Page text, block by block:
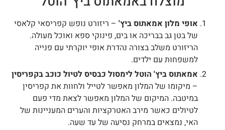
אופי מלון אמאתוס ביץ'– ריזורט נופש קפריסאי קלאסי
של בטן גב בבריכה או בים, פינוקי ספא ואוכל מעולה.
הריזורט משלב בצורה נהדרת אופי יוקרתי עם פנייה
למשפחות עם ילדים.
אמאתוס ביץ' הוטל לימסול כבסיס לטיול כוכב בקפריסין
– מיקומו של המלון מאפשר לטייל ולחוות את קפריסין
במיטבה. המיקום של המלון מאפשר לצאת מדי פעם
לטיולים כאשר מירב האטרקציות והערים המעניינות של
האי, נמצאים במרחק נסיעה של עד שעה.